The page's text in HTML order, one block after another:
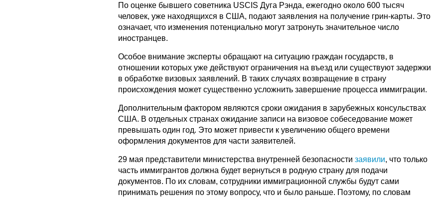
По оценке бывшего советника USCIS Дуга Рэнда, ежегодно около 600 тысяч
человек, уже находящихся в США, подают заявления на получение грин-карты. Это
означает, что изменения потенциально могут затронуть значительное число
иностранцев.
Особое внимание эксперты обращают на ситуацию граждан государств, в
отношении которых уже действуют ограничения на въезд или существуют задержки
в обработке визовых заявлений. В таких случаях возвращение в страну
происхождения может существенно усложнить завершение процесса иммиграции.
Дополнительным фактором являются сроки ожидания в зарубежных консульствах
США. В отдельных странах ожидание записи на визовое собеседование может
превышать один год. Это может привести к увеличению общего времени
оформления документов для части заявителей.
29 мая представители министерства внутренней безопасностизаявили, что только
часть иммигрантов должна будет вернуться в родную страну для подачи
документов. По их словам, сотрудники иммиграционной службы будут сами
принимать решения по этому вопросу, что и было раньше. Поэтому, по словам